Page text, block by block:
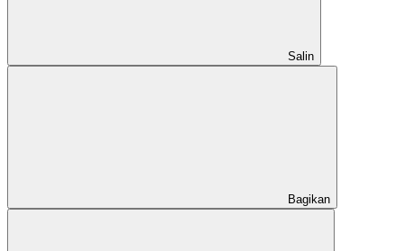
Salin
Bagikan